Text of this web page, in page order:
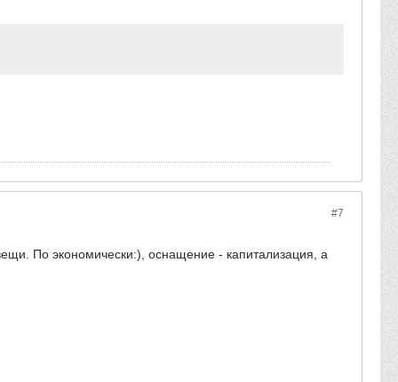
#7
По экономически:), оснащение - капитализация, а